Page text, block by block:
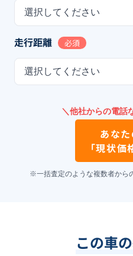
選択してください
走行距離 必須
選択してください
＼他社からの電話
あなた
「現状価
※一括査定のような複数者から
この車